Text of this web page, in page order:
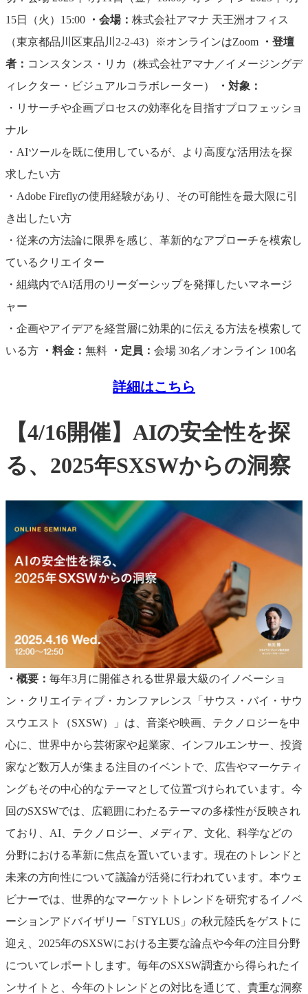
15日（火）15:00
・会場： 株式会社アマナ 天王洲オフィス
（東京都品川区東品川2-2-43）※オンラインはZoom
・登壇
者： コンスタンス・リカ（株式会社アマナ／イメージングデ
ィレクター・ビジュアルコラボレーター）
・対象：
・リサーチや企画プロセスの効率化を目指すプロフェッショ
ナル
・AIツールを既に使用しているが、より高度な活用法を探
求したい方
・Adobe Fireflyの使用経験があり、その可能性を最大限に引
き出したい方
・従来の方法論に限界を感じ、革新的なアプローチを模索し
ているクリエイター
・組織内でAI活用のリーダーシップを発揮したいマネージ
ャー
・企画やアイデアを経営層に効果的に伝える方法を模索して
いる方
・料金： 無料 ・定員： 会場 30名／オンライン 100名
詳細はこちら
【4/16開催】AIの安全性を探
る、2025年SXSWからの洞察
・概要： 毎年3月に開催される世界最大級のイノベーショ
ン・クリエイティブ・カンファレンス「サウス・バイ・サウ
スウエスト（SXSW）」は、音楽や映画、テクノロジーを中
心に、世界中から芸術家や起業家、インフルエンサー、投資
家など数万人が集まる注目のイベントで、広告やマーケティ
ングもその中心的なテーマとして位置づけられています。今
回のSXSWでは、広範囲にわたるテーマの多様性が反映され
ており、AI、テクノロジー、メディア、文化、科学などの
分野における革新に焦点を置いています。現在のトレンドと
未来の方向性について議論が活発に行われています。本ウェ
ビナーでは、世界的なマーケットトレンドを研究するイノベ
ーションアドバイザリー「STYLUS」の秋元陸氏をゲストに
迎え、2025年のSXSWにおける主要な論点や今年の注目分野
についてレポートします。毎年のSXSW調査から得られたイ
ンサイトと、今年のトレンドとの対比を通じて、貴重な洞察